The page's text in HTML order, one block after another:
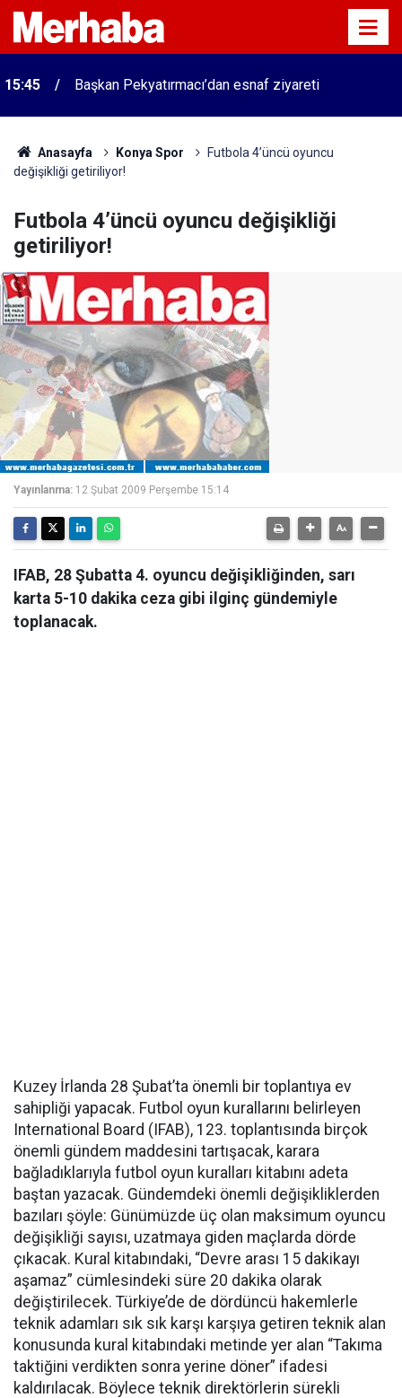
15:45 Başkan Pekyatırmacı’dan esnaf ziyareti
Anasayfa Konya Spor
Futbola 4’üncü oyuncu
değişikliği getiriliyor!
Futbola 4’üncü oyuncu değişikliği
getiriliyor!
Yayınlanma: 12 Şubat 2009 Perşembe 15:14
IFAB, 28 Şubatta 4. oyuncu değişikliğinden, sarı
karta 5-10 dakika ceza gibi ilginç gündemiyle
toplanacak.
Kuzey İrlanda 28 Şubat’ta önemli bir toplantıya ev
sahipliği yapacak. Futbol oyun kurallarını belirleyen
International Board (IFAB), 123. toplantısında birçok
önemli gündem maddesini tartışacak, karara
bağladıklarıyla futbol oyun kuralları kitabını adeta
baştan yazacak. Gündemdeki önemli değişikliklerden
bazıları şöyle: Günümüzde üç olan maksimum oyuncu
değişikliği sayısı, uzatmaya giden maçlarda dörde
çıkacak. Kural kitabındaki, “Devre arası 15 dakikayı
aşamaz” cümlesindeki süre 20 dakika olarak
değiştirilecek. Türkiye’de de dördüncü hakemlerle
teknik adamları sık sık karşı karşıya getiren teknik alan
konusunda kural kitabındaki metinde yer alan “Takıma
taktiğini verdikten sonra yerine döner” ifadesi
kaldırılacak. Böylece teknik direktörlerin sürekli